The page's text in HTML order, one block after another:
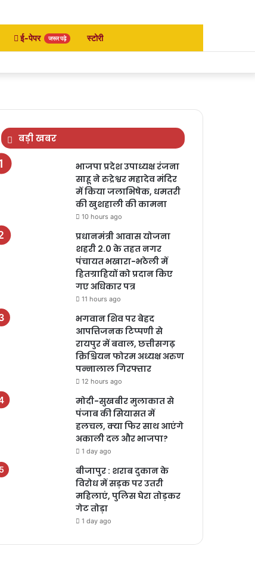
ई-पेपर जरूर पढ़े स्टोरी
बड़ी खबर
भाजपा प्रदेश उपाध्यक्ष रंजना
साहू ने रुद्रेश्वर महादेव मंदिर
में किया जलाभिषेक, धमतरी
की खुशहाली की कामना
10 hours ago
प्रधानमंत्री आवास योजना
शहरी 2.0 के तहत नगर
पंचायत भखारा-भठेली में
हितग्राहियों को प्रदान किए
गए अधिकार पत्र
11 hours ago
भगवान शिव पर बेहद
आपत्तिजनक टिप्पणी से
रायपुर में बवाल, छत्तीसगढ़
क्रिश्चियन फोरम अध्यक्ष अरुण
पन्नालाल गिरफ्तार
12 hours ago
मोदी-सुखबीर मुलाकात से
पंजाब की सियासत में
हलचल, क्या फिर साथ आएंगे
अकाली दल और भाजपा?
1 day ago
बीजापुर : शराब दुकान के
विरोध में सड़क पर उतरी
महिलाएं, पुलिस घेरा तोड़कर
गेट तोड़ा
1 day ago